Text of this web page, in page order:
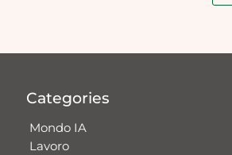
Categories
Mondo IA
Lavoro